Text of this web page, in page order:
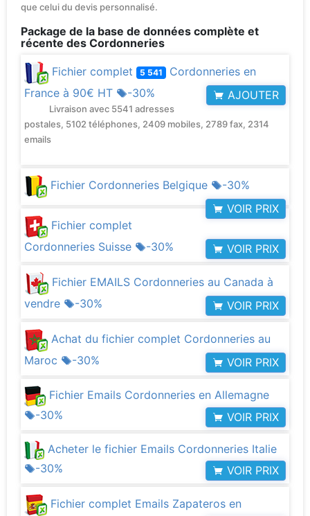
que celui du devis personnalisé.
Package de la base de données complète et
récente des Cordonneries
Fichier complet 5 541 Cordonneries en
France à 90€ HT -30% AJOUTER
Livraison avec 5541 adresses
postales, 5102 téléphones, 2409 mobiles, 2789 fax, 2314
emails
Fichier Cordonneries Belgique
-30%
VOIR PRIX
Fichier complet
Cordonneries Suisse
-30% VOIR PRIX
Fichier EMAILS Cordonneries au Canada à
vendre
-30% VOIR PRIX
Achat du fichier complet Cordonneries au
Maroc
-30% VOIR PRIX
Fichier Emails Cordonneries en Allemagne
-30%
VOIR PRIX
Acheter le fichier Emails Cordonneries Italie
-30%
VOIR PRIX
Fichier complet Emails Zapateros en